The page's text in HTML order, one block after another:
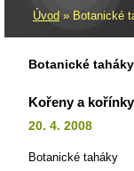
Úvod » Botanické
Botanické
Kořeny a kořínky
20. 4. 2008
Botanické taháky